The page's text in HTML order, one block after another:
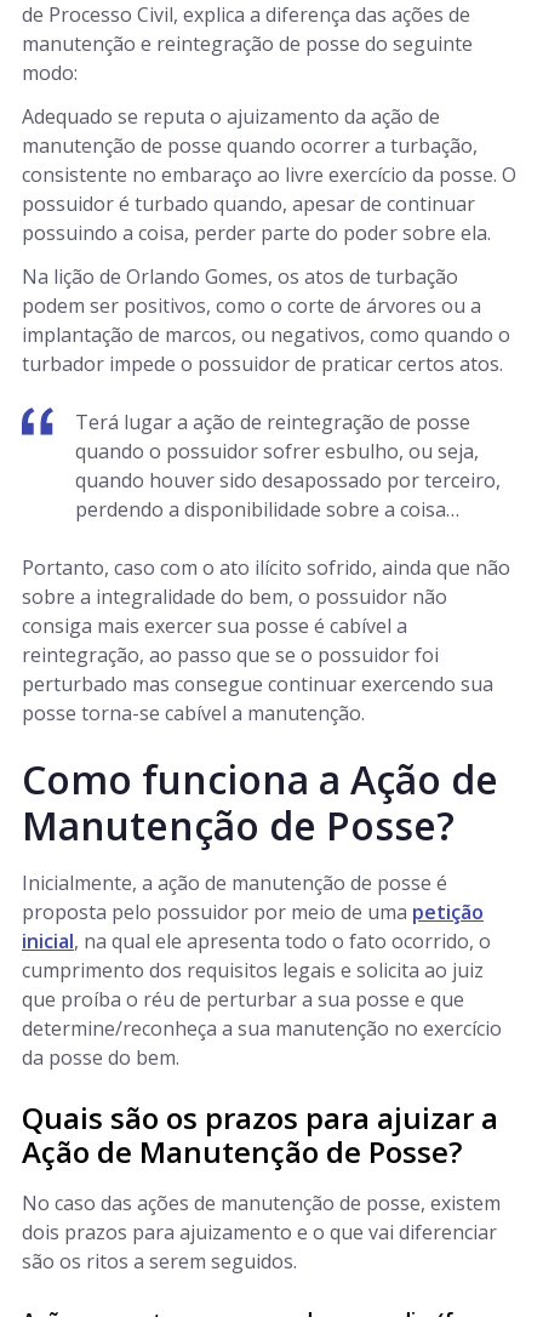
de Processo Civil, explica a diferença das ações de
manutenção e reintegração de posse do seguinte
modo:
Adequado se reputa o ajuizamento da ação de
manutenção de posse quando ocorrer a turbação,
consistente no embaraço ao livre exercício da posse. O
possuidor é turbado quando, apesar de continuar
possuindo a coisa, perder parte do poder sobre ela.
Na lição de Orlando Gomes, os atos de turbação
podem ser positivos, como o corte de árvores ou a
implantação de marcos, ou negativos, como quando o
turbador impede o possuidor de praticar certos atos.
Terá lugar a ação de reintegração de posse
quando o possuidor sofrer esbulho, ou seja,
quando houver sido desapossado por terceiro,
perdendo a disponibilidade sobre a coisa…
Portanto, caso com o ato ilícito sofrido, ainda que não
sobre a integralidade do bem, o possuidor não
consiga mais exercer sua posse é cabível a
reintegração, ao passo que se o possuidor foi
perturbado mas consegue continuar exercendo sua
posse torna-se cabível a manutenção.
Como funciona a Ação de
Manutenção de Posse?
Inicialmente, a ação de manutenção de posse é
proposta pelo possuidor por meio de uma petição
inicial, na qual ele apresenta todo o fato ocorrido, o
cumprimento dos requisitos legais e solicita ao juiz
que proíba o réu de perturbar a sua posse e que
determine/reconheça a sua manutenção no exercício
da posse do bem.
Quais são os prazos para ajuizar a
Ação de Manutenção de Posse?
No caso das ações de manutenção de posse, existem
dois prazos para ajuizamento e o que vai diferenciar
são os ritos a serem seguidos.